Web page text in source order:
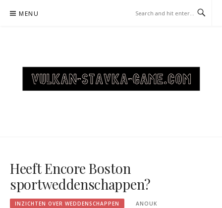
MENU
Heeft Encore Boston
sportweddenschappen?
INZICHTEN OVER WEDDENSCHAPPEN
ANOUK